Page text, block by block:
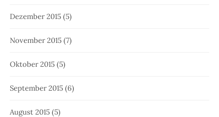
Dezember 2015 (5)
November 2015 (7)
Oktober 2015 (5)
September 2015 (6)
August 2015 (5)